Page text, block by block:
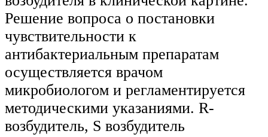
Решение вопроса о постановки
чувствительности к
антибактериальным препаратам
осуществляется врачом
микробиологом и регламентируется
методическими указаниями. R-
возбудитель, S возбудитель